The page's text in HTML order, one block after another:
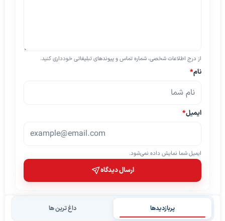
از درج اطلاعات شخصی، شماره تماس و پیوندهای تبلیغاتی خودداری کنید.
نام*
ایمیل*
ایمیل شما نمایش داده نمی‌شود.
ارسال دیدگاه
پربازدیدها داغ ترین ها